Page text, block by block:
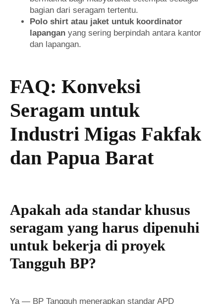
bagian dari seragam tertentu.
Polo shirt atau jaket untuk koordinator
lapangan yang sering berpindah antara kantor
dan lapangan.
FAQ: Konveksi
Seragam untuk
Industri Migas Fakfak
dan Papua Barat
Apakah ada standar khusus
seragam yang harus dipenuhi
untuk bekerja di proyek
Tangguh BP?
Ya — BP Tangguh menerapkan standar APD